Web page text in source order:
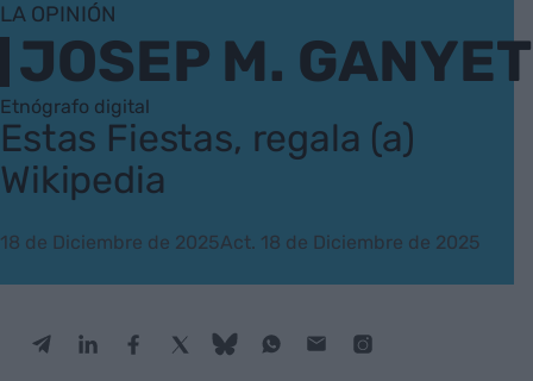
LA OPINIÓN
JOSEP M. GANYET
Etnógrafo digital
Estas Fiestas, regala (a)
Wikipedia
18 de Diciembre de 2025Act. 18 de Diciembre de 2025